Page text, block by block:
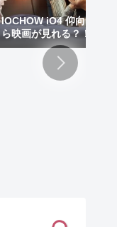
IOCHOW iO4 仰向けで寝
ら映画が見れる？！ミニ
ジェクター